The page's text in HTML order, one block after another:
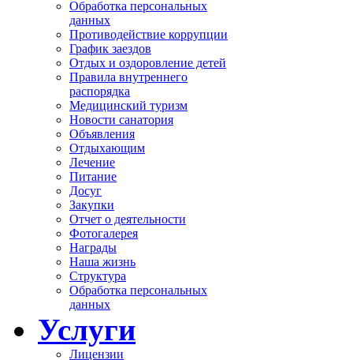
Обработка персональных
данных
Противодействие коррупции
График заездов
Отдых и оздоровление детей
Правила внутреннего
распорядка
Медицинский туризм
Новости санатория
Объявления
Отдыхающим
Лечение
Питание
Досуг
Закупки
Отчет о деятельности
Фотогалерея
Награды
Наша жизнь
Структура
Обработка персональных
данных
Услуги
Лицензии